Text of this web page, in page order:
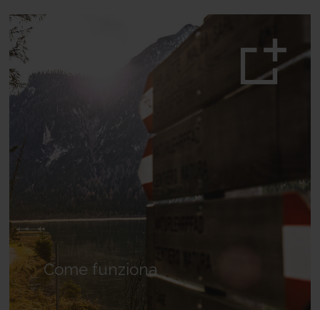
Come funziona